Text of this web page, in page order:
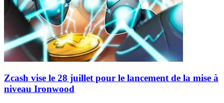
Zcash vise le 28 juillet pour le lancement de la mise à
niveau Ironwood